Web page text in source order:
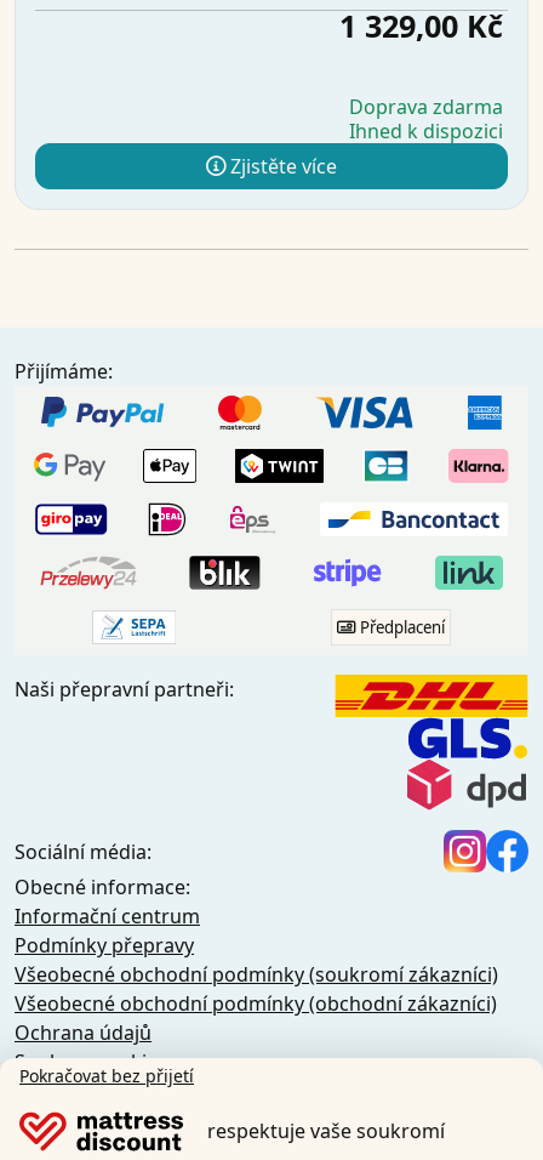
1 329,00 Kč
Doprava zdarma
Ihned k dispozici
Zjistěte více
Přijímáme:
Předplacení
Naši přepravní partneři:
Sociální média:
Obecné informace:
Informační centrum
Podmínky přepravy
Všeobecné obchodní podmínky (soukromí zákazníci)
Všeobecné obchodní podmínky (obchodní zákazníci)
Ochrana údajů
Soubory cookie
Storno podmínky
Otisk
Odstoupení od smlouvy
Pokračovat bez přijetí
respektuje vaše soukromí